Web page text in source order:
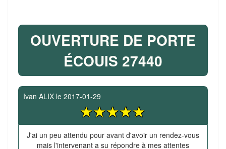
OUVERTURE DE PORTE
ÉCOUIS 27440
Ivan ALIX le 2017-01-29
J'ai un peu attendu pour avant d'avoir un rendez-vous
mais l'intervenant a su répondre à mes attentes